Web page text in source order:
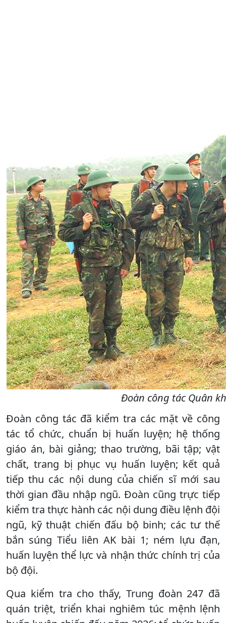
Đoàn công tác Quân
Đoàn công tác đã kiểm tra các mặt về công
tác tổ chức, chuẩn bị huấn luyện; hệ thống
giáo án, bài giảng; thao trường, bãi tập; vật
chất, trang bị phục vụ huấn luyện; kết quả
tiếp thu các nội dung của chiến sĩ mới sau
thời gian đầu nhập ngũ. Đoàn cũng trực tiếp
kiểm tra thực hành các nội dung điều lệnh đội
ngũ, kỹ thuật chiến đấu bộ binh; các tư thế
bắn súng Tiểu liên AK bài 1; ném lựu đạn,
huấn luyện thể lực và nhận thức chính trị của
bộ đội.
Qua kiểm tra cho thấy, Trung đoàn 247 đã
quán triệt, triển khai nghiêm túc mệnh lệnh